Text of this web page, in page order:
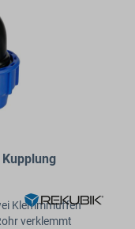
Klemmmuffen
verklemmt